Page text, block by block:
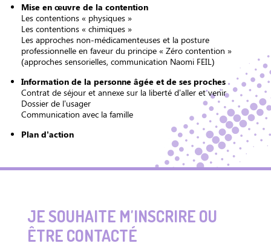
Mise en œuvre de la contention
Les contentions « physiques »
Les contentions « chimiques »
Les approches non-médicamenteuses et la posture
professionnelle en faveur du principe « Zéro contention »
(approches sensorielles, communication Naomi FEIL)
Information de la personne âgée et de ses proches
Contrat de séjour et annexe sur la liberté d’aller et venir
Dossier de l’usager
Communication avec la famille
Plan d’action
JE SOUHAITE M'INSCRIRE OU
ÊTRE CONTACTÉ